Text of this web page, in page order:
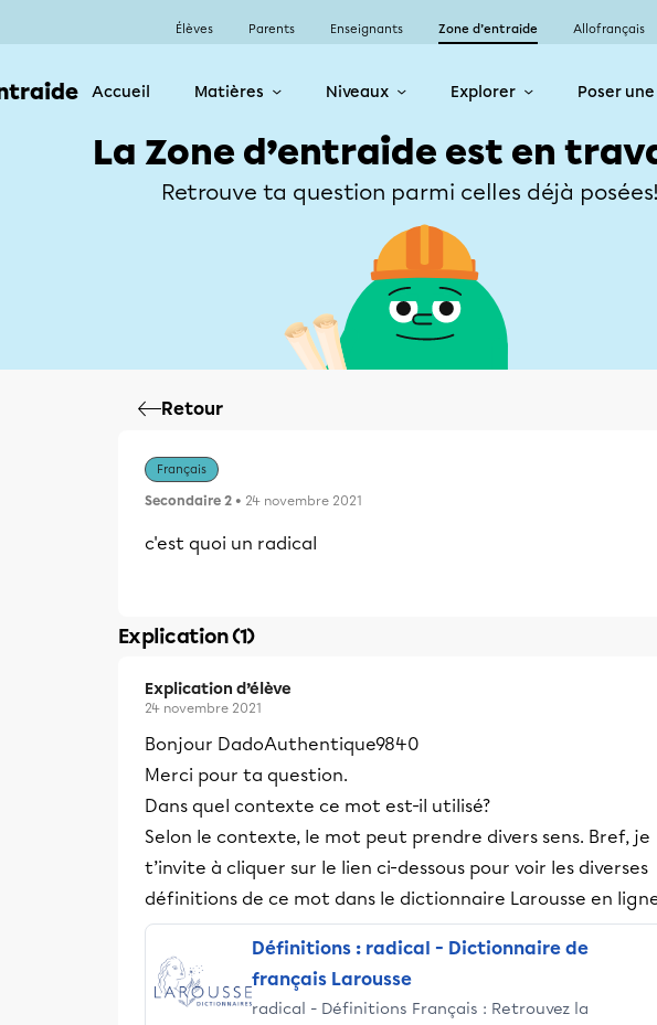
Élèves Parents Enseignants Zone d’entraide Allofrançais
Accueil Matières Niveaux Explorer Poser
La Zone d’entraide est en
Retrouve ta question parmi celles déjà
Retour
Français
Secondaire 2 • 24 novembre 2021
c'est quoi un radical
Explication (1)
Explication d’élève
24 novembre 2021
Bonjour DadoAuthentique9840
Merci pour ta question.
Dans quel contexte ce mot est-il utilisé?
Selon le contexte, le mot peut prendre divers sens. Bref, je
t’invite à cliquer sur le lien ci-dessous pour voir les diverses
définitions de ce mot dans le dictionnaire Larousse en
Définitions : radical - Dictionnaire de
français Larousse
radical - Définitions Français : Retrouvez la